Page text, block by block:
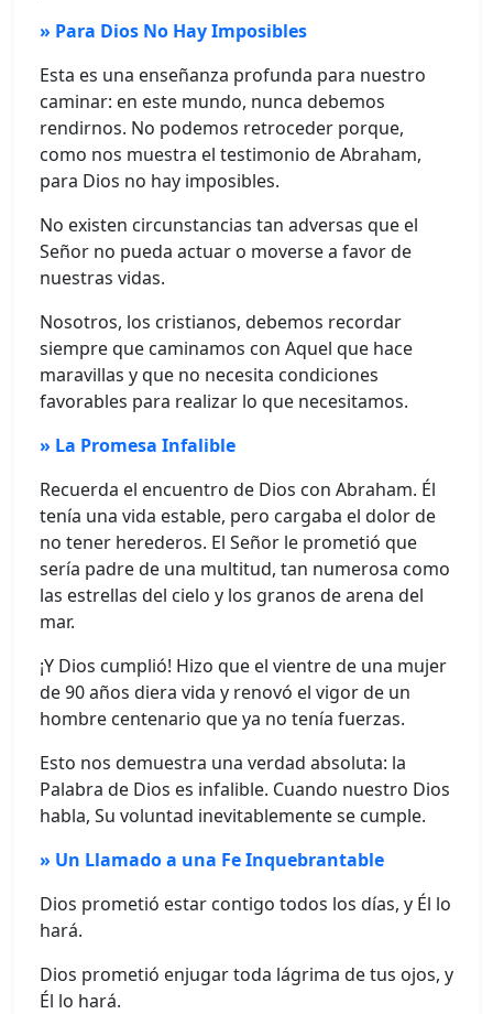
» Para Dios No Hay Imposibles
Esta es una enseñanza profunda para nuestro
caminar: en este mundo, nunca debemos
rendirnos. No podemos retroceder porque,
como nos muestra el testimonio de Abraham,
para Dios no hay imposibles.
No existen circunstancias tan adversas que el
Señor no pueda actuar o moverse a favor de
nuestras vidas.
Nosotros, los cristianos, debemos recordar
siempre que caminamos con Aquel que hace
maravillas y que no necesita condiciones
favorables para realizar lo que necesitamos.
» La Promesa Infalible
Recuerda el encuentro de Dios con Abraham. Él
tenía una vida estable, pero cargaba el dolor de
no tener herederos. El Señor le prometió que
sería padre de una multitud, tan numerosa como
las estrellas del cielo y los granos de arena del
mar.
¡Y Dios cumplió! Hizo que el vientre de una mujer
de 90 años diera vida y renovó el vigor de un
hombre centenario que ya no tenía fuerzas.
Esto nos demuestra una verdad absoluta: la
Palabra de Dios es infalible. Cuando nuestro Dios
habla, Su voluntad inevitablemente se cumple.
» Un Llamado a una Fe Inquebrantable
Dios prometió estar contigo todos los días, y Él lo
hará.
Dios prometió enjugar toda lágrima de tus ojos, y
Él lo hará.